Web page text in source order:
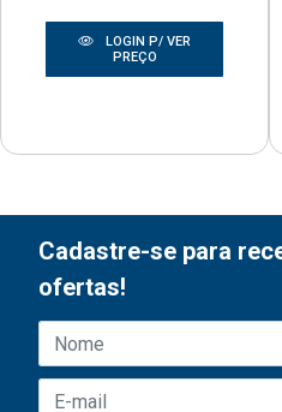
LOGIN P/ VER
PREÇO
Cadastre-se para
ofertas!